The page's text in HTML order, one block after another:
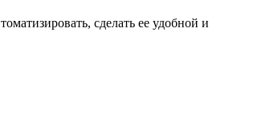
сделать ее удобной и